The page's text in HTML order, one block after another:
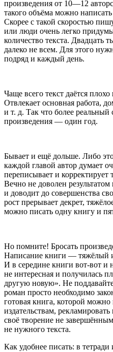
произведения от 10—12
такого объёма можно
Скорее с такой скоростью
или люди очень легко
количество текста. Двадцать
далеко не всем. Для этого
подряд и каждый день.
Чаще всего текст даётся
Отвлекает основная работа,
и т. д. Так что более реальный
произведения — один год.
Бывает и ещё дольше. Либо
каждой главой автор думает
переписывает и корректирует
Вечно не доволен
и доводит до совершенства
рост прерывает декрет,
можно писать одну книгу и
Но помните! Бросать
Написание книги — тяжёлый
И в середине книги вот-вот и
не интересная и получилась
другую новую». Не
роман просто необходимо
готовая книга, которой можно
издательствам,
своё творение не
не нужного текста.
Как удобнее писать: в